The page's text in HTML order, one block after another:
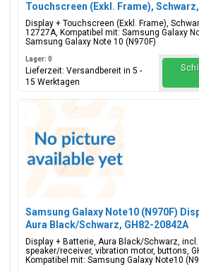
Touchscreen (Exkl. Frame),
Display + Touchscreen (Exkl. Frame),
12727A, Kompatibel mit: Samsung Galaxy
Samsung Galaxy Note 10 (N970F)
Lager: 0
Lieferzeit: Versandbereit in 5 -
15 Werktagen
Samsung Galaxy Note10 (N970F)
Aura Black/Schwarz, GH82-20842A
Display + Batterie, Aura Black/Schwarz,
speaker/receiver, vibration motor, buttons,
Kompatibel mit: Samsung Galaxy Note10